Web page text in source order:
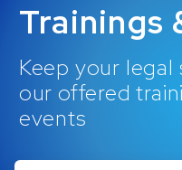
Trainings
Keep your legal
our offered
events